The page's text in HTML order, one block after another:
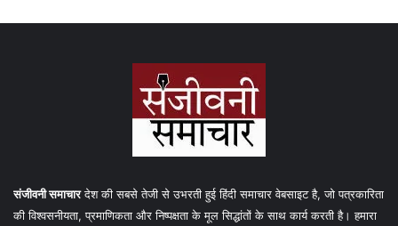
संजीवनी समाचारदेश की सबसे तेजी से उभरती हुई हिंदी समाचार वेबसाइट है, जो पत्रकारिता
की विश्वसनीयता, प्रमाणिकता और निष्पक्षता के मूल सिद्धांतों के साथ कार्य करती है। हमारा